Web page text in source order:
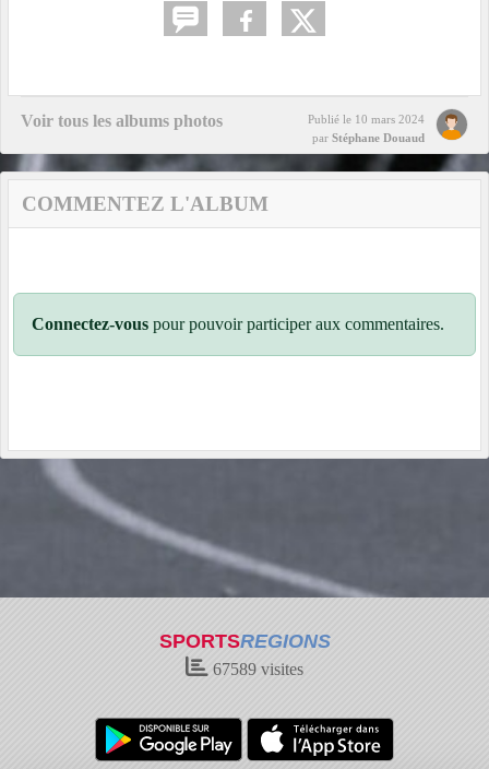
Voir tous les albums photos Publié le 10 mars 2024
par Stéphane Douaud
COMMENTEZ L'ALBUM
Connectez-vous pour pouvoir participer aux commentaires.
SPORTSREGIONS
67589 visites